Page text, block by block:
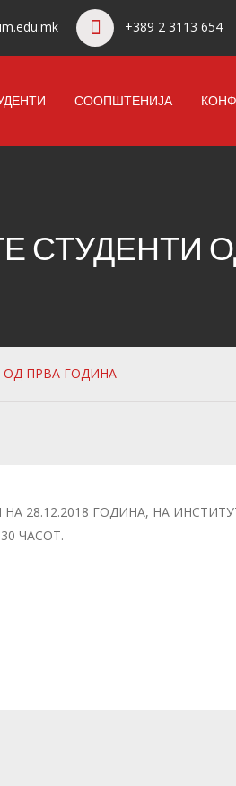
+389 2 3113 654
СООПШТЕНИЈА
СТУДЕНТИ
ОД ПРВА ГОДИНА
28.12.2018 ГОДИНА, НА
ЧАСОТ.